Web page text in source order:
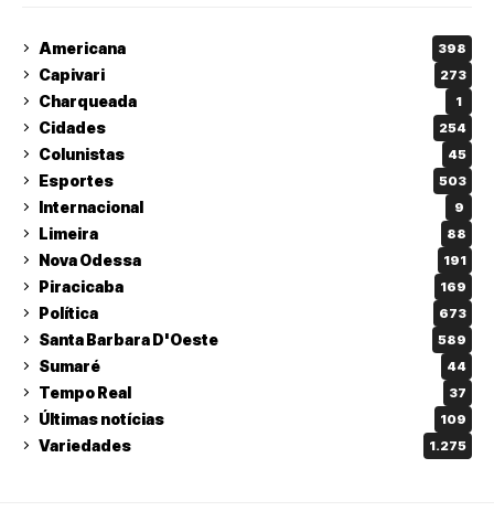
Americana 398
Capivari 273
Charqueada 1
Cidades 254
Colunistas 45
Esportes 503
Internacional 9
Limeira 88
Nova Odessa 191
Piracicaba 169
Política 673
Santa Barbara D'Oeste 589
Sumaré 44
Tempo Real 37
Últimas notícias 109
Variedades 1.275